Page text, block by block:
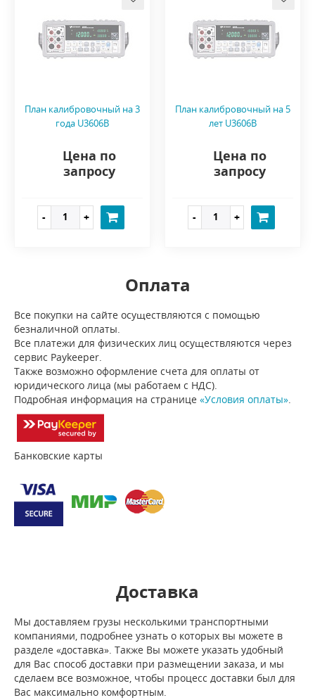
План калибровочный на 3
года U3606B
Цена по
запросу
План калибровочный на 5
лет U3606B
Цена по
запросу
Оплата
Все покупки на сайте осуществляются с помощью
безналичной оплаты.
Все платежи для физических лиц осуществляются через
сервис Paykeeper.
Также возможно оформление счета для оплаты от
юридического лица (мы работаем с НДС).
Подробная информация на странице «Условия оплаты».
Банковские карты
Доставка
Мы доставляем грузы несколькими транспортными
компаниями, подробнее узнать о которых вы можете в
разделе «доставка». Также Вы можете указать удобный
для Вас способ доставки при размещении заказа, и мы
сделаем все возможное, чтобы процесс доставки был для
Вас максимально комфортным.